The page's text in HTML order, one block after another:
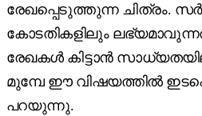
രേഖപ്പെടുത്തുന്ന ചിത്രം.
കോടതികളിലും
രേഖകൾ കിട്ടാൻ
മുമ്പേ ഈ വിഷയത്തിൽ
പറയുന്നു.